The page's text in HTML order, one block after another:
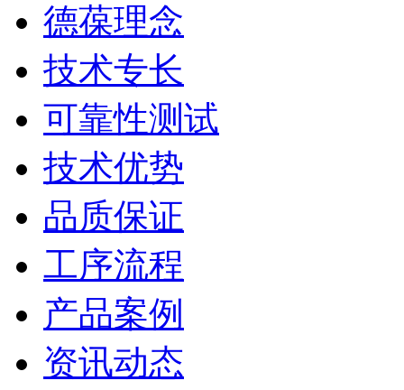
德葆理念
技术专长
可靠性测试
技术优势
品质保证
工序流程
产品案例
资讯动态